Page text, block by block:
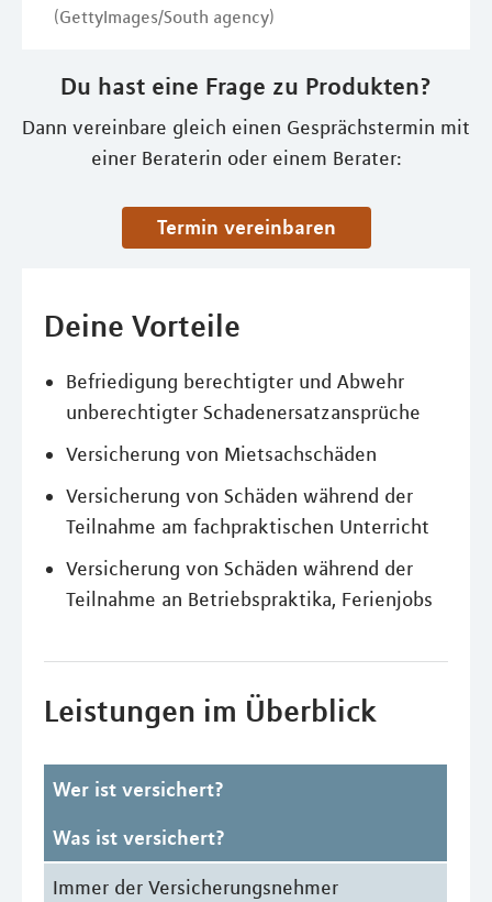
(GettyImages/South agency)
Du hast eine Frage zu Produkten?
Dann vereinbare gleich einen Gesprächstermin mit
einer Beraterin oder einem Berater:
Termin vereinbaren
Deine Vorteile
Befriedigung berechtigter und Abwehr
unberechtigter Schadenersatzansprüche
Versicherung von Mietsachschäden
Versicherung von Schäden während der
Teilnahme am fachpraktischen Unterricht
Versicherung von Schäden während der
Teilnahme an Betriebspraktika, Ferienjobs
Leistungen im Überblick
Wer ist versichert?
Was ist versichert?
Immer der Versicherungsnehmer